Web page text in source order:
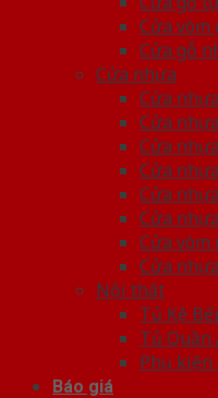
Cửa vòm
Cửa gỗ
Cửa nhựa
Cửa
Cửa
Cửa
Cửa
Cửa
Cửa
Cửa vòm
Cửa
Nội thất
Tủ Kệ
Tủ Quần
Phụ kiện
Báo giá